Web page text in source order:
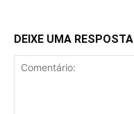
DEIXE UMA RESPOSTA